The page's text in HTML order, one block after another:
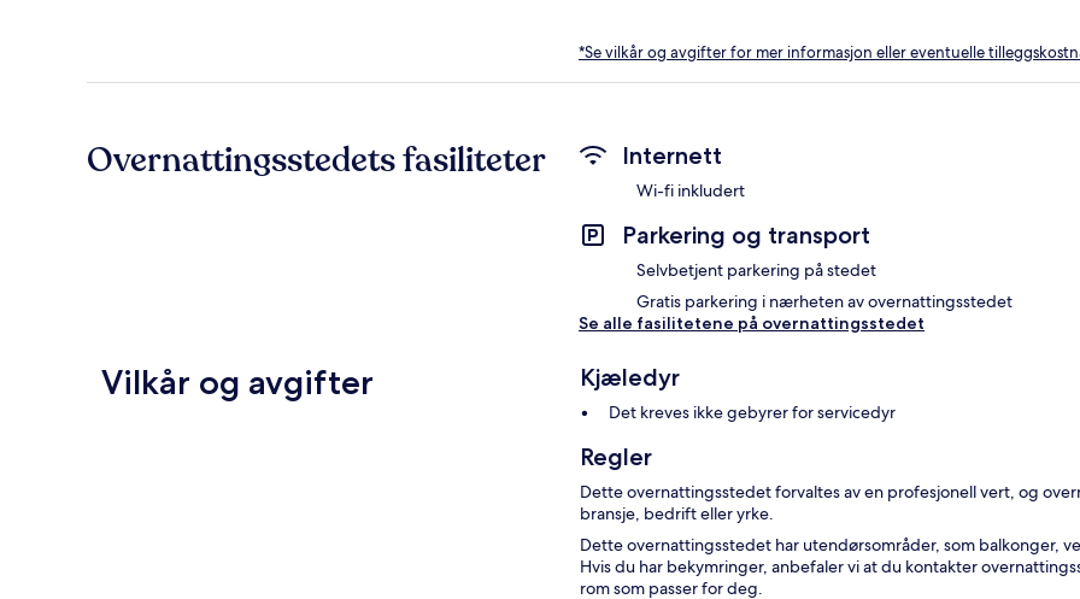
*Se vilkår og avgifter for mer informasjon eller eventuelle
Overnattingsstedets fasiliteter Internett
Wi-fi inkludert
Parkering og transport
Selvbetjent parkering på stedet
Gratis parkering i nærheten av overnattingsstedet
Se alle fasilitetene på overnattingsstedet
Vilkår og avgifter Kjæledyr
Det kreves ikke gebyrer for servicedyr
Regler
Dette overnattingsstedet forvaltes av en profesjonell vert, og
bransje, bedrift eller yrke.
Dette overnattingsstedet har utendørsområder, som balkonger,
Hvis du har bekymringer, anbefaler vi at du kontakter
rom som passer for deg.